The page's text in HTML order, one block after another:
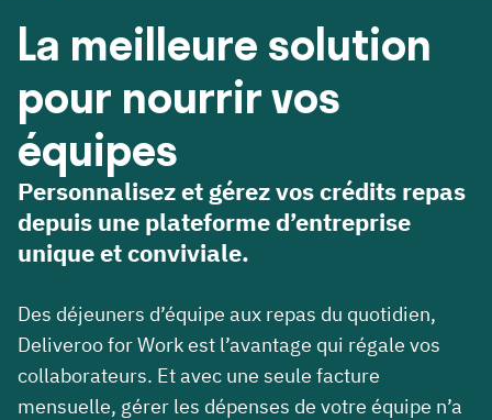
La meilleure solution
pour nourrir vos
équipes
Personnalisez et gérez vos crédits repas
depuis une plateforme d’entreprise
unique et conviviale.
Des déjeuners d’équipe aux repas du quotidien,
Deliveroo for Work est l’avantage qui régale vos
collaborateurs. Et avec une seule facture
mensuelle, gérer les dépenses de votre équipe n’a